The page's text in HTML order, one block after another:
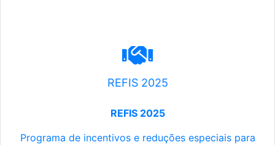
REFIS 2025
REFIS 2025
Programa de incentivos e reduções especiais para